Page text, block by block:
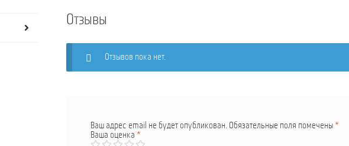
Отзывы
Отзывов пока нет.
Ваш адрес email не будет опубликован. Обязательные поля помечены *
Ваша оценка *